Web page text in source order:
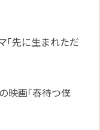
｢先に生まれただ
映画｢春待つ僕